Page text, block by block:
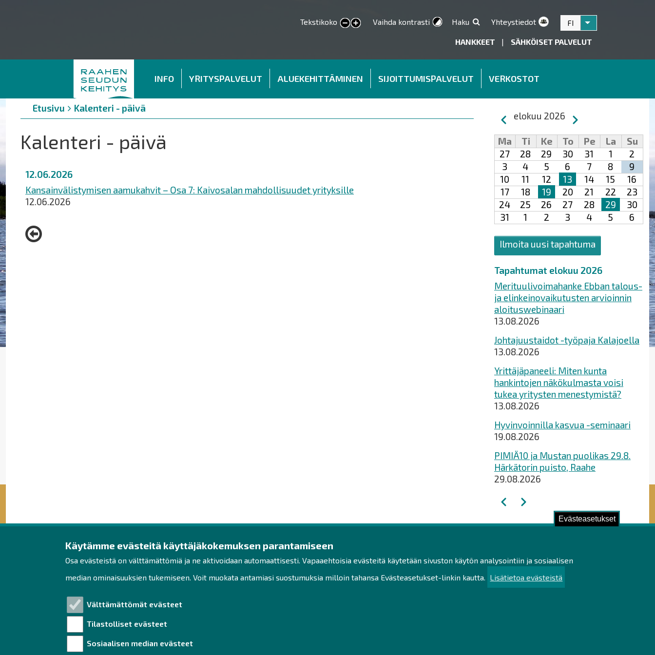
Evästeasetukset
Käytämme evästeitä käyttäjäkokemuksen parantamiseen
Osa evästeistä on välttämättömiä ja ne aktivoidaan automaattisesti. Vapaaehtoisia evästeitä käytetään sivuston käytön analysointiin ja sosiaalisen
median ominaisuuksien tukemiseen. Voit muokata antamiasi suostumuksia milloin tahansa Evästeasetukset-linkin kautta.
Lisätietoa evästeistä
Välttämättömät evästeet
Tilastolliset evästeet
Sosiaalisen median evästeet
Tekstikoko
smaller text
larger text Vaihda kontrasti Haku Yhteystiedot FI Listaa lisätoiminnot
HANKKEET | SÄHKÖISET PALVELUT
INFO YRITYSPALVELUT ALUEKEHITTÄMINEN SIJOITTUMISPALVELUT VERKOSTOT
Murupolku
You
are
Etusivu Kalenteri - päivä
Kalenteri - päivä
12.06.2026
Kansainvälistymisen aamukahvit – Osa 7: Kaivosalan mahdollisuudet yrityksille
12.06.2026
Sivutus
Edellinen
elokuu 2026
Seuraava
Ma
Ti Ke To Pe La
Su
27
28 29 30 31 1
2
3
4 5 6 7 8
9
10
11 12 13 14 15
16
17
18 19 20 21 22
23
24
25 26 27 28 29
30
31
1 2 3 4 5 6
Ilmoita uusi tapahtuma
Tapahtumat elokuu 2026
Merituulivoimahanke Ebban talous-
ja elinkeinovaikutusten arvioinnin
aloituswebinaari
13.08.2026
Johtajuustaidot -työpaja Kalajoella
13.08.2026
Yrittäjäpaneeli: Miten kunta
hankintojen näkökulmasta voisi
tukea yritysten menestymistä?
13.08.2026
Hyvinvoinnilla kasvua -seminaari
19.08.2026
PIMIÄ10 ja Mustan puolikas 29.8.
Härkätorin puisto, Raahe
29.08.2026
Sivutus
EdellinenSeuraava
Raahen seudun kehitys
Rantakatu 5 D 2. kerros
92100 Raahe
Puh. 044 439 3288
Ota yhteyttä!
Toimisto
Tutustu!
Henkilötietojen käsittely
Saavutettavuusseloste